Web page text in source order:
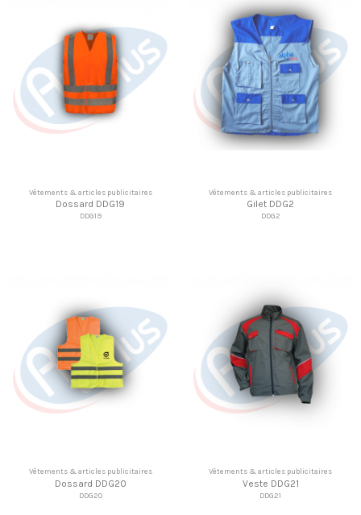
Vêtements & articles publicitaires
Dossard DDG19
DDG19
Vêtements & articles publicitaires
Gilet DDG2
DDG2
Vêtements & articles publicitaires
Dossard DDG20
DDG20
Vêtements & articles publicitaires
Veste DDG21
DDG21